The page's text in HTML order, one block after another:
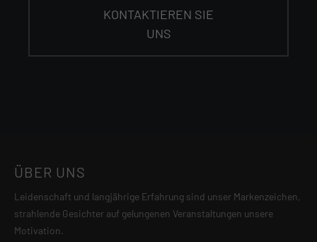
KONTAKTIEREN SIE
UNS
ÜBER UNS
Leidenschaft und langjährige Erfahrung sind unser Markenzeichen,
strahlende Gesichter auf gelungenen Veranstaltungen unsere
Motivation.